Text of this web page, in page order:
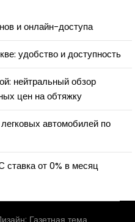
и онлайн-доступа
удобство и доступность
нейтральный обзор
цен на обтяжку
автомобилей по
ставка от 0% в месяц